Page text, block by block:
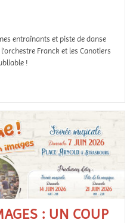
entraînants et piste de danse
Franck et les Canotiers
!
: UN COUP